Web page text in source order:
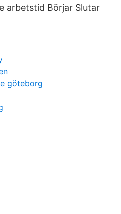
arbetstid Börjar Slutar
göteborg